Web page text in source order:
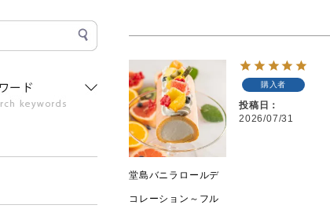
堂島バニラロールデ
コレーション～フル
購入者
投稿日
2026/07/31